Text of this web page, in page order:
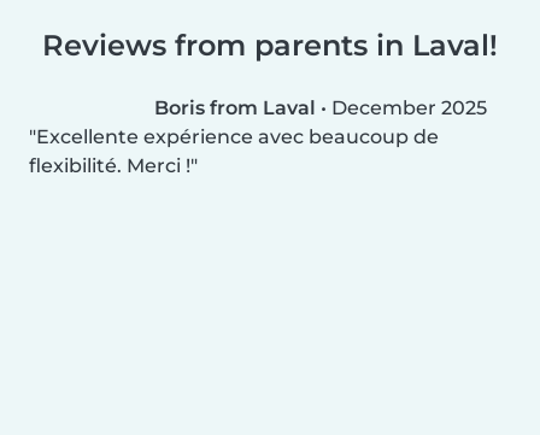
Reviews from parents in Laval!
Boris from Laval • December 2025
Excellente expérience avec beaucoup de
flexibilité. Merci !